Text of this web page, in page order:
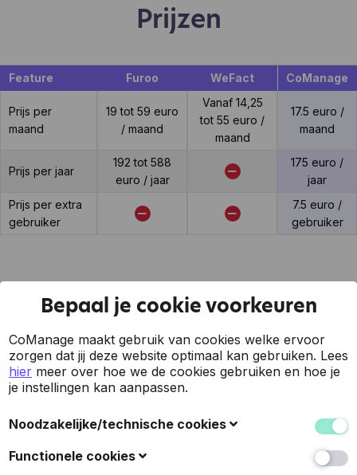
Prijzen
Feature Furoo WeFact CoManage
Prijs per
maand
19 tot 59 euro
/ maand
Vanaf 14,25
tot 55 euro /
maand
17.5 euro /
maand
Prijs per jaar
192 tot 588
euro / jaar
175 euro /
jaar
Prijs per extra
gebruiker
7.5 euro /
gebruiker
Support
Feature Furoo WeFact
CoManage
7 op 7 support
Support via mail
online chat
Bepaal je cookie voorkeuren
CoManage maakt gebruik van cookies welke ervoor
zorgen dat jij deze website optimaal kan gebruiken. Lees
hier meer over hoe we de cookies gebruiken en hoe je
je instellingen kan aanpassen.
Noodzakelijke/technische cookies
Deze cookies verzamelen gegevens om de
gebruiksvriendelijkheid van de website en de ervaring
Functionele cookies